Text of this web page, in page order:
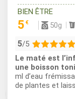
BIEN ÊTRE
5 € 50g
5/5
Le maté est
une boisson
ml d’eau
de plantes et